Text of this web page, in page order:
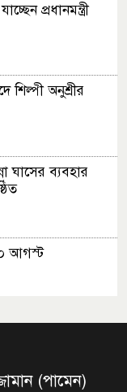
প্রধানমন্ত্রী
শিল্পী অনুশ্রীর
ঘাসের ব্যবহার
আগস্ট
(পামেন)